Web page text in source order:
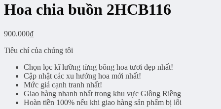
Hoa chia buồn 2HCB116
900.000₫
Tiêu chí của chúng tôi
Chọn lọc kĩ lưỡng từng bông hoa tươi đẹp nhất!
Cập nhật các xu hướng hoa mới nhất!
Mức giá cạnh tranh nhất!
Giao hàng nhanh nhất trong khu vực Giồng Riềng
Hoàn tiền 100% nếu khi giao hàng sản phẩm bị lỗi